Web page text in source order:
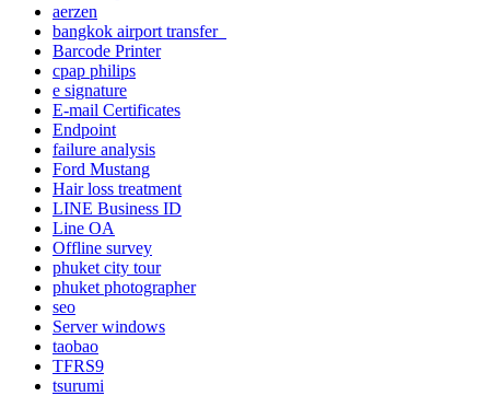
aerzen
bangkok airport transfer
Barcode Printer
cpap philips
e signature
E-mail Certificates
Endpoint
failure analysis
Ford Mustang
Hair loss treatment
LINE Business ID
Line OA
Offline survey
phuket city tour
phuket photographer
seo
Server windows
taobao
TFRS9
tsurumi